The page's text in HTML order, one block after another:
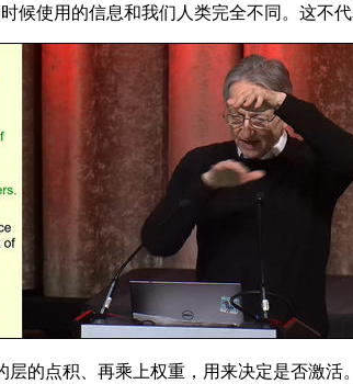
候使用的信息和我们人类完全不同。这不
点积、再乘上权重，用来决定是否激活